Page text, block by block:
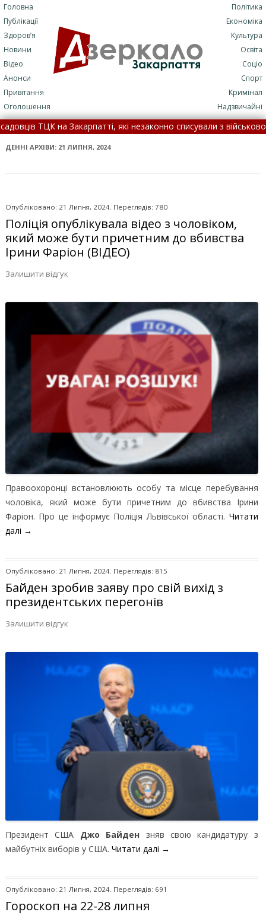
Головна
Публікації
Здоров’я
Новини
Відео
Анонси
Привітання
Оголошення
Політика
Економіка
Культура
Освіта
Соціо
Спорт
Кримінал
Надзвичайні
які незаконно списували з військового обліку чоловіків
подробиці трагедії (+ФОТО)• 7 серпня: це цікаво знати •
ДЕННІ АРХІВИ: 21 ЛИПНЯ, 2024
Опубліковано: 21 Липня, 2024. Переглядів: 780
Поліція опублікувала відео з чоловіком,
який може бути причетним до вбивства
Ірини Фаріон (ВІДЕО)
Залишити відгук
Правоохоронці встановлюють особу та місце перебування
чоловіка, який може бути причетним до вбивства Ірини
Фаріон. Про це інформує Поліція Львівської області. Читати
далі →
Опубліковано: 21 Липня, 2024. Переглядів: 815
Байден зробив заяву про свій вихід з
президентських перегонів
Залишити відгук
Президент США Джо Байден зняв свою кандидатуру з
майбутніх виборів у США. Читати далі →
Опубліковано: 21 Липня, 2024. Переглядів: 691
Гороскоп на 22-28 липня